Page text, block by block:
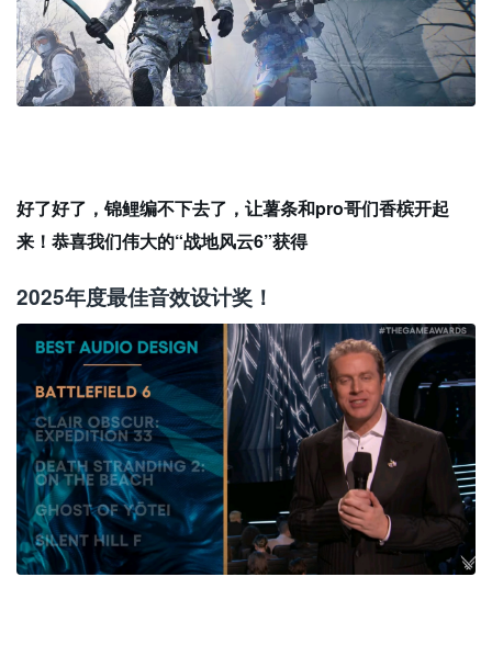
好了好了，锦鲤编不下去了，让薯条和pro哥们香槟开起
来！恭喜我们伟大的“战地风云6”获得
2025年度最佳音效设计奖！